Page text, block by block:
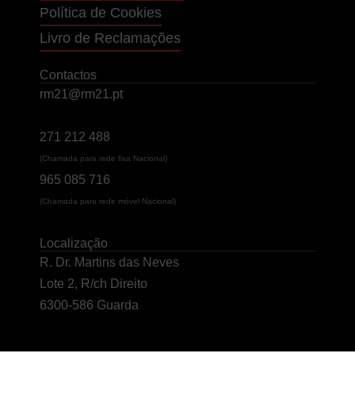
Política de Cookies
Livro de Reclamações
Contactos
rm21@rm21.pt
271 212 488
(Chamada para rede fixa Nacional)
965 085 716
(Chamada para rede móvel Nacional)
Localização
R. Dr. Martins das Neves
Lote 2, R/ch Direito
6300-586 Guarda